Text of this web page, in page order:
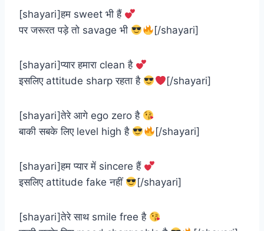
[shayari]हम sweet भी हैं
पर जरूरत पड़े तो savage भी
[/shayari]
[shayari]प्यार हमारा clean है
इसलिए attitude sharp रहता है
[/shayari]
[shayari]तेरे आगे ego zero है
बाकी सबके लिए level high है
[/shayari]
[shayari]हम प्यार में sincere हैं
इसलिए attitude fake नहीं
[/shayari]
[shayari]तेरे साथ smile free है